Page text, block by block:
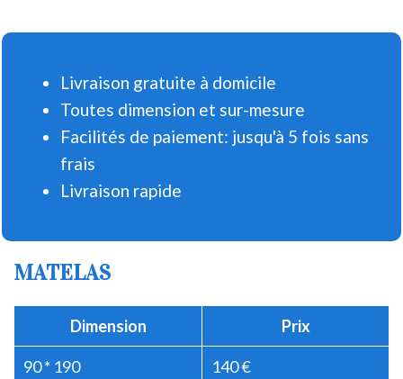
Livraison gratuite à domicile
Toutes dimension et sur-mesure
Facilités de paiement: jusqu'à 5 fois sans
frais
Livraison rapide
MATELAS
Dimension Prix
90 * 190 140 €